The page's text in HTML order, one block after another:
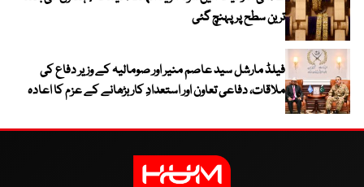
ترین سطح پر پہنچ گئی
فیلڈ مارشل سید عاصم منیر اور صومالیہ کے وزیر دفاع کی
ملاقات، دفاعی تعاون اور استعدادِ کار بڑھانے کے عزم کا اعادہ